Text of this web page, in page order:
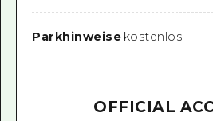
Parkhinweise kostenlos
OFFICIAL